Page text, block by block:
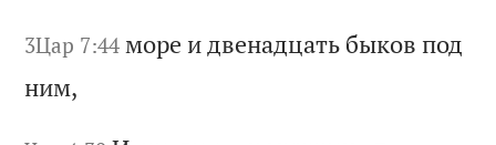
3Цар 7:44 море идвенадцать быков под
ним,